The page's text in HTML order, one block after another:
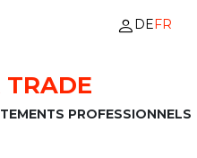
DEFR
TRADE
PROFESSIONNELS